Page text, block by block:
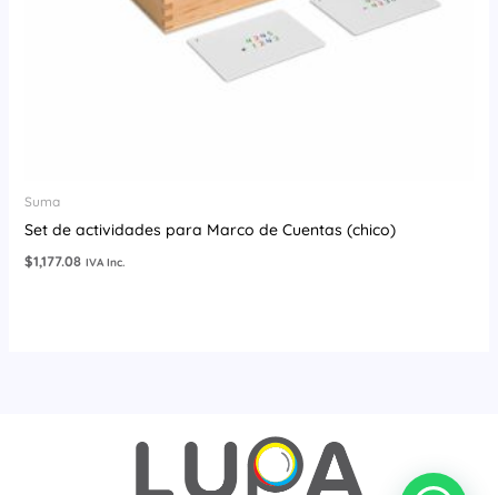
Suma
Set de actividades para Marco de Cuentas (chico)
$1,177.08 IVA Inc.